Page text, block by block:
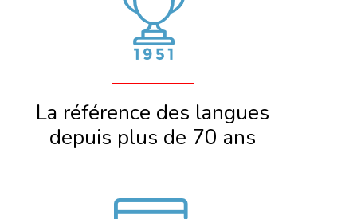
La référence des langues
depuis plus de 70 ans